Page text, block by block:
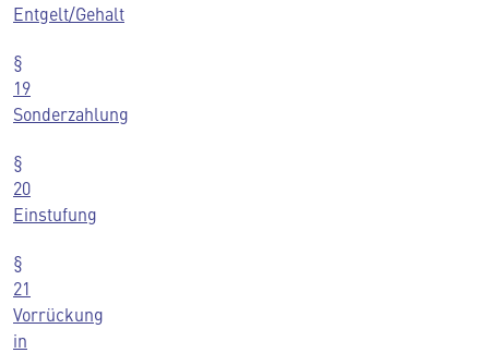
Entgelt/Gehalt
§
19
Sonderzahlung
§
20
Einstufung
§
21
Vorrückung
in